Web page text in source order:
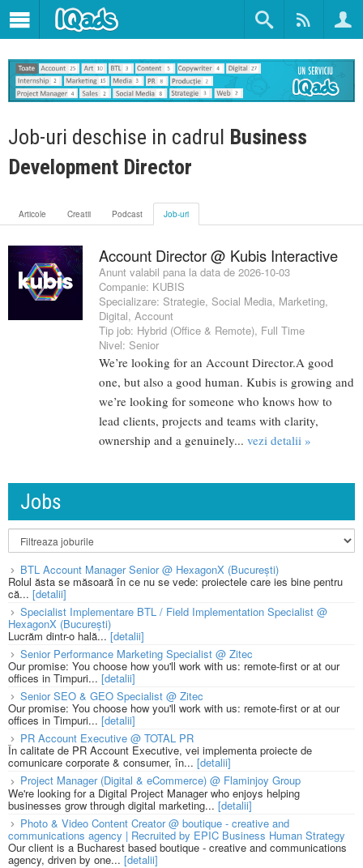
Job-uri deschise in cadrul Business
Development Director
Articole Creatii Podcast Job-uri
Account Director @ Kubis Interactive
Anunt valabil pana la data de 2026-10-03
Companie: KUBIS
Specializare: Strategie, Social Media, Marketing,
Digital, Account
Tip job: Hybrid (Office & Remote), Full Time
Nivel: Senior
We’re looking for an Account Director.A good
one, but also a good human. Kubis is growing and
we’re looking for someone who knows how to
lead clients, projects and teams with clarity,
ownership and a genuinely... vezi detalii »
Jobs
BTL Account Manager Senior @ HexagonX (București)
Rolul ăsta se măsoară în ce nu se vede: proiectele care ies bine pentru
că... [detalii]
Specialist Implementare BTL / Field Implementation Specialist @
HexagonX (București)
Lucrăm dintr-o hală... [detalii]
Senior Performance Marketing Specialist @ Zitec
Our promise: You choose how you'll work with us: remote-first or at our
offices in Timpuri... [detalii]
Senior SEO & GEO Specialist @ Zitec
Our promise: You choose how you'll work with us: remote-first or at our
offices in Timpuri... [detalii]
PR Account Executive @ TOTAL PR
În calitate de PR Account Executive, vei implementa proiecte de
comunicare corporate & consumer, în... [detalii]
Project Manager (Digital & eCommerce) @ Flaminjoy Group
We're looking for a Digital Project Manager who enjoys helping
businesses grow through digital marketing... [detalii]
Photo & Video Content Creator @ boutique - creative and
communications agency | Recruited by EPIC Business Human Strategy
Our client is a Bucharest based boutique - creative and communications
agency, driven by one... [detalii]